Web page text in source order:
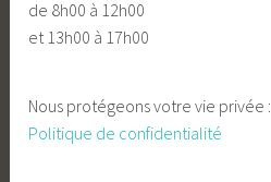
de 8h00 à 12h00
et 13h00 à 17h00
Nous protégeons votre vie privée :
Politique de confidentialité